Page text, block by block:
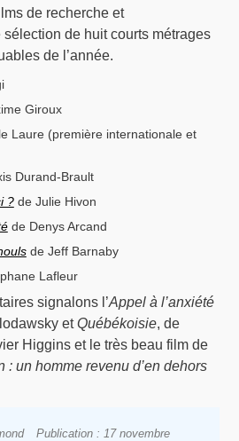
de recherche et
de huit courts métrages
de l’année.
Giroux
Laure (première internationale et
Durand-Brault
?de Julie Hivon
de Denys Arcand
de Jeff Barnaby
Lafleur
signalons l’Appel à l’anxiété
etQuébékoisie, de
Higgins et le très beau film de
: un homme revenu d’en dehors
Publication : 17 novembre